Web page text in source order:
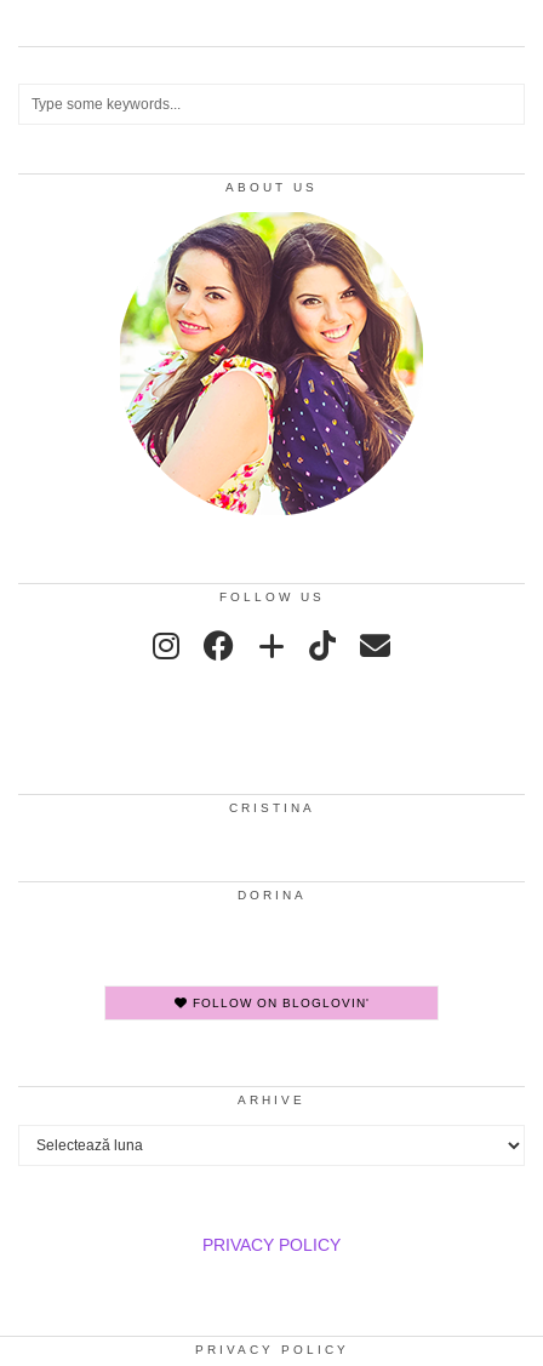
ABOUT US
FOLLOW US
CRISTINA
DORINA
FOLLOW ON BLOGLOVIN'
ARHIVE
Arhive
PRIVACY POLICY
PRIVACY POLICY